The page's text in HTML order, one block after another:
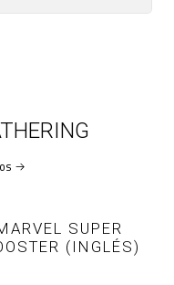
SUPER
(INGLÉS)